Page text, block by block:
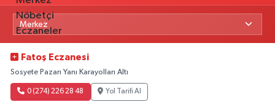
Fatoş Eczanesi
Sosyete Pazarı Yanı Karayolları Altı
0 (274) 226 28 48 Yol Tarifi Al